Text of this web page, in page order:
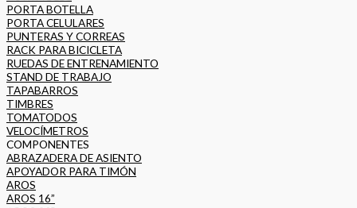
PORTA BOTELLA
PORTA CELULARES
PUNTERAS Y CORREAS
RACK PARA BICICLETA
RUEDAS DE ENTRENAMIENTO
STAND DE TRABAJO
TAPABARROS
TIMBRES
TOMATODOS
VELOCÍMETROS
COMPONENTES
ABRAZADERA DE ASIENTO
APOYADOR PARA TIMÓN
AROS
AROS 16”